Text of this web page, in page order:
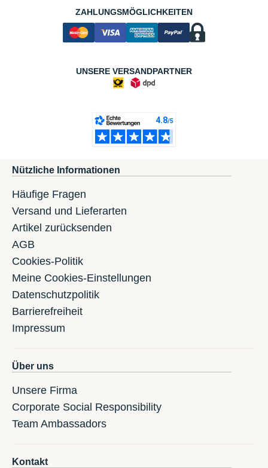
ZAHLUNGSMÖGLICHKEITEN
UNSERE VERSANDPARTNER
Nützliche Informationen
Häufige Fragen
Versand und Lieferarten
Artikel zurücksenden
AGB
Cookies-Politik
Meine Cookies-Einstellungen
Datenschutzpolitik
Barrierefreiheit
Impressum
Über uns
Unsere Firma
Corporate Social Responsibility
Team Ambassadors
Kontakt